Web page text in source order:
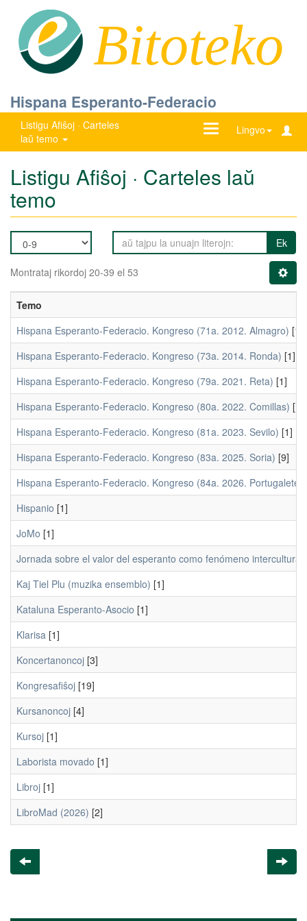
Bitoteko
Hispana Esperanto-Federacio
Listigu Afiŝoj · Carteles
laŭ temo
Lingvo
Ŝanĝu
Listigu Afiŝoj · Carteles laŭ
temo
Ek
Montrataj rikordoj 20-39 el 53
Temo
Hispana Esperanto-Federacio. Kongreso (71a. 2012. Almagro) [1]
Hispana Esperanto-Federacio. Kongreso (73a. 2014. Ronda) [1]
Hispana Esperanto-Federacio. Kongreso (79a. 2021. Reta) [1]
Hispana Esperanto-Federacio. Kongreso (80a. 2022. Comillas) [1]
Hispana Esperanto-Federacio. Kongreso (81a. 2023. Sevilo) [1]
Hispana Esperanto-Federacio. Kongreso (83a. 2025. Soria) [9]
Hispana Esperanto-Federacio. Kongreso (84a. 2026. Portugalete)
Hispanio [1]
JoMo [1]
Jornada sobre el valor del esperanto como fenómeno intercultural
Kaj Tiel Plu (muzika ensemblo) [1]
Kataluna Esperanto-Asocio [1]
Klarisa [1]
Koncertanoncoj [3]
Kongresafiŝoj [19]
Kursanoncoj [4]
Kursoj [1]
Laborista movado [1]
Libroj [1]
LibroMad (2026) [2]